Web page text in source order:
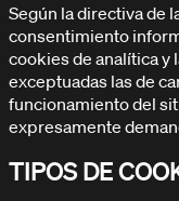
Según la directiva de
consentimiento
cookies de analítica y
exceptuadas las de
funcionamiento del
expresamente
TIPOS DE